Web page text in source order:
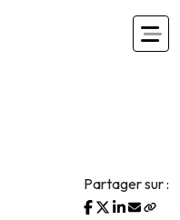
Partager sur :